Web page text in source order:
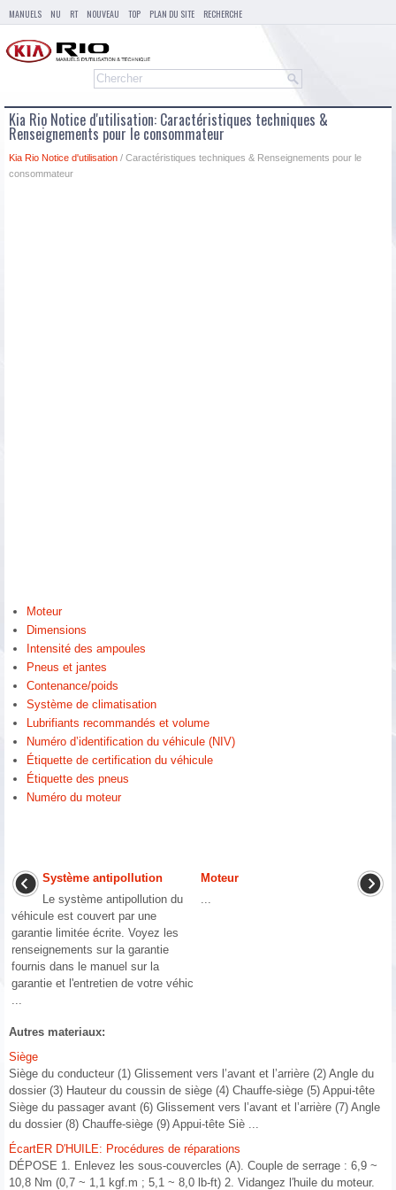
MANUELS NU RT NOUVEAU TOP PLAN DU SITE RECHERCHE
Kia Rio Notice d'utilisation: Caractéristiques techniques &
Renseignements pour le consommateur
Kia Rio Notice d'utilisation / Caractéristiques techniques & Renseignements pour le
consommateur
Moteur
Dimensions
Intensité des ampoules
Pneus et jantes
Contenance/poids
Système de climatisation
Lubrifiants recommandés et volume
Numéro d’identification du véhicule (NIV)
Étiquette de certification du véhicule
Étiquette des pneus
Numéro du moteur
Système antipollution
Le système antipollution du
véhicule est couvert par une
garantie limitée écrite. Voyez les
renseignements sur la garantie
fournis dans le manuel sur la
garantie et l'entretien de votre véhic
...
Moteur
...
Autres materiaux:
Siège
Siège du conducteur (1) Glissement vers l’avant et l’arrière (2) Angle du
dossier (3) Hauteur du coussin de siège (4) Chauffe-siège (5) Appui-tête
Siège du passager avant (6) Glissement vers l’avant et l’arrière (7) Angle
du dossier (8) Chauffe-siège (9) Appui-tête Siè ...
ÉcartER D′HUILE: Procédures de réparations
DÉPOSE 1. Enlevez les sous-couvercles (A). Couple de serrage : 6,9 ~
10,8 Nm (0,7 ~ 1,1 kgf.m ; 5,1 ~ 8,0 lb-ft) 2. Vidangez l′huile du moteur.